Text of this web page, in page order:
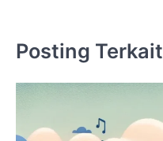
Posting Terkait